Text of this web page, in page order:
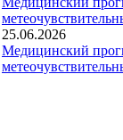
25.06.2026
Медицинский